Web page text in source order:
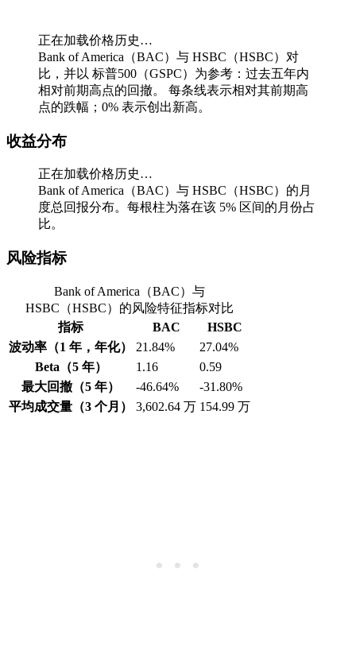
正在加载价格历史…
Bank of America（BAC）与 HSBC（HSBC）对
比，并以 标普500（GSPC）为参考：过去五年内
相对前期高点的回撤。
每条线表示相对其前期高
点的跌幅；0% 表示创出新高。
收益分布
正在加载价格历史…
Bank of America（BAC）与 HSBC（HSBC）的月
度总回报分布。每根柱为落在该 5% 区间的月份占
比。
风险指标
Bank of America（BAC）与
HSBC（HSBC）的风险特征指标对比
指标
BAC
HSBC
波动率（1 年，年化）
21.84%
27.04%
Beta（5 年）
1.16
0.59
最大回撤（5 年）
-46.64%
-31.80%
平均成交量（3 个月）
3,602.64 万 154.99 万